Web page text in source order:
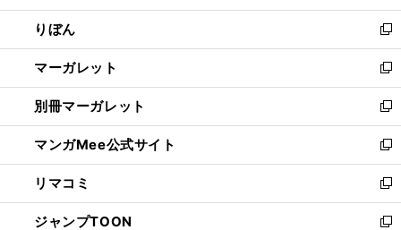
開
く
ウ
で
開
く
ン
ド
ウ
で
開
く
ウ
ィ
ン
ド
ウ
で
開
く
りぼん
新
し
い
ウ
ィ
ン
ド
ウ
で
開
く
マーガレット
新
し
い
ウ
ィ
ン
ド
ウ
で
別冊マーガレット
新
し
い
ウ
ィ
ン
ド
マンガMee公式サイト
新
し
い
ウ
ィ
リマコミ
新
し
い
ジャンプTOON
新